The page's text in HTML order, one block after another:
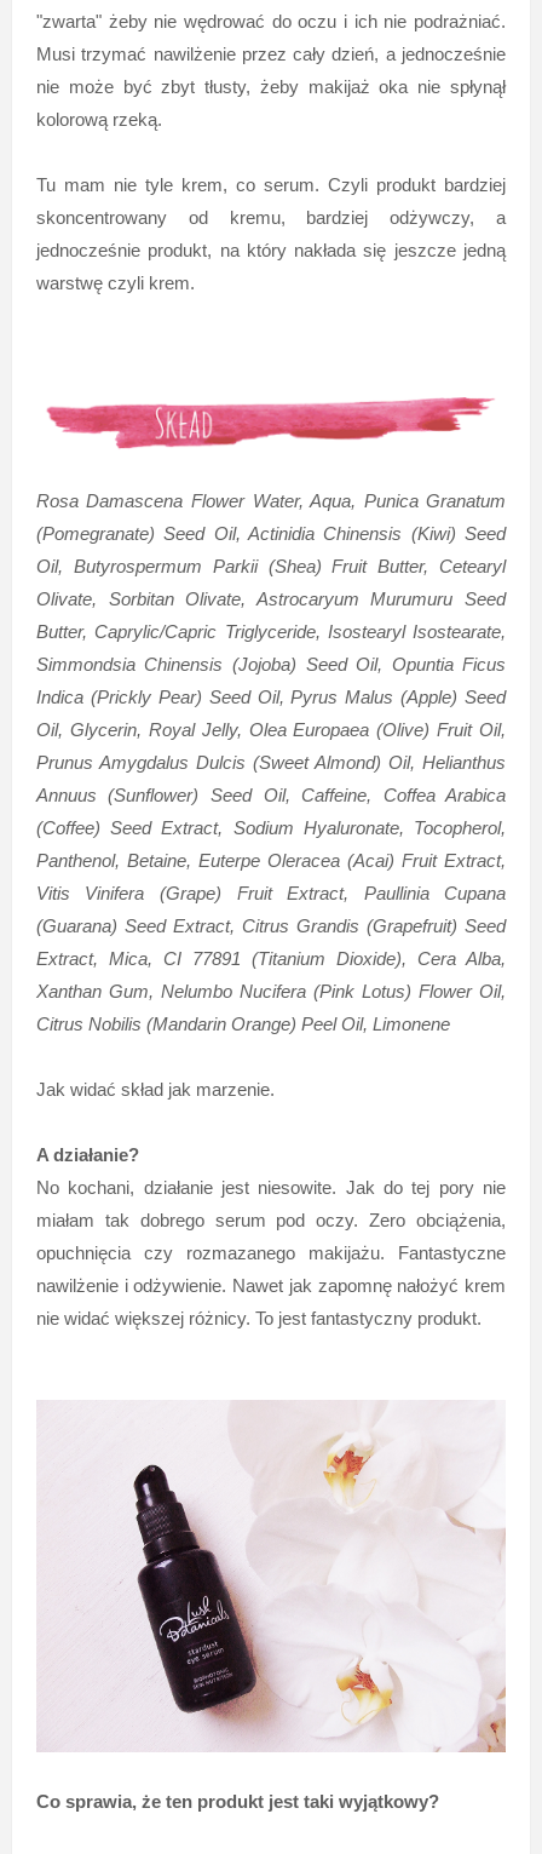
"zwarta" żeby nie wędrować do oczu i ich nie podrażniać.
Musi trzymać nawilżenie przez cały dzień, a jednocześnie
nie może być zbyt tłusty, żeby makijaż oka nie spłynął
kolorową rzeką.
Tu mam nie tyle krem, co serum. Czyli produkt bardziej
skoncentrowany od kremu, bardziej odżywczy, a
jednocześnie produkt, na który nakłada się jeszcze jedną
warstwę czyli krem.
Rosa Damascena Flower Water, Aqua, Punica Granatum
(Pomegranate) Seed Oil, Actinidia Chinensis (Kiwi) Seed
Oil, Butyrospermum Parkii (Shea) Fruit Butter, Cetearyl
Olivate, Sorbitan Olivate, Astrocaryum Murumuru Seed
Butter, Caprylic/Capric Triglyceride, Isostearyl Isostearate,
Simmondsia Chinensis (Jojoba) Seed Oil, Opuntia Ficus
Indica (Prickly Pear) Seed Oil, Pyrus Malus (Apple) Seed
Oil, Glycerin, Royal Jelly, Olea Europaea (Olive) Fruit Oil,
Prunus Amygdalus Dulcis (Sweet Almond) Oil, Helianthus
Annuus (Sunflower) Seed Oil, Caffeine, Coffea Arabica
(Coffee) Seed Extract, Sodium Hyaluronate, Tocopherol,
Panthenol, Betaine, Euterpe Oleracea (Acai) Fruit Extract,
Vitis Vinifera (Grape) Fruit Extract, Paullinia Cupana
(Guarana) Seed Extract, Citrus Grandis (Grapefruit) Seed
Extract, Mica, CI 77891 (Titanium Dioxide), Cera Alba,
Xanthan Gum, Nelumbo Nucifera (Pink Lotus) Flower Oil,
Citrus Nobilis (Mandarin Orange) Peel Oil, Limonene
Jak widać skład jak marzenie.
A działanie?
No kochani, działanie jest niesowite. Jak do tej pory nie
miałam tak dobrego serum pod oczy. Zero obciążenia,
opuchnięcia czy rozmazanego makijażu. Fantastyczne
nawilżenie i odżywienie. Nawet jak zapomnę nałożyć krem
nie widać większej różnicy. To jest fantastyczny produkt.
Co sprawia, że ten produkt jest taki wyjątkowy?